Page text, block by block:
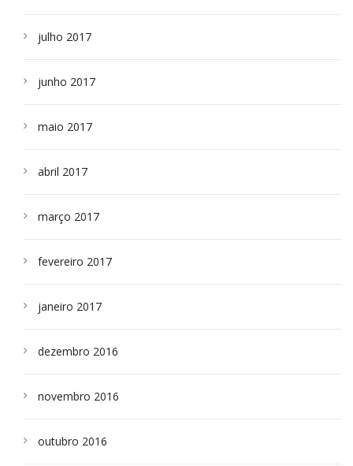
julho 2017
junho 2017
maio 2017
abril 2017
março 2017
fevereiro 2017
janeiro 2017
dezembro 2016
novembro 2016
outubro 2016